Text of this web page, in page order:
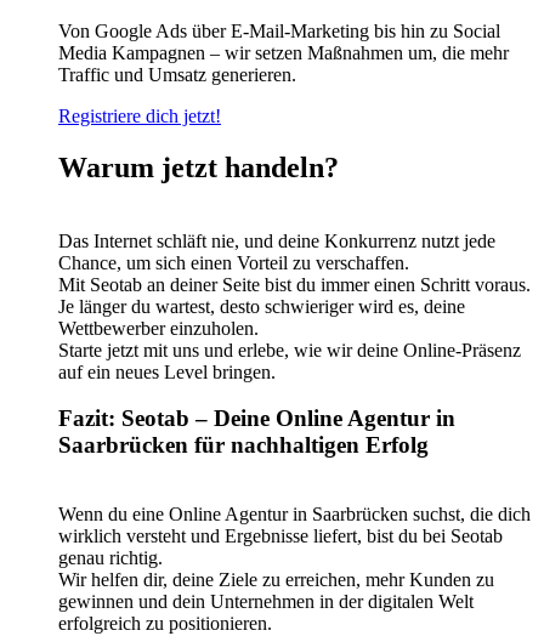
Von Google Ads über E-Mail-Marketing bis hin zu Social
Media Kampagnen – wir setzen Maßnahmen um, die mehr
Traffic und Umsatz generieren.
Registriere dich jetzt!
Warum jetzt handeln?
Das Internet schläft nie, und deine Konkurrenz nutzt jede
Chance, um sich einen Vorteil zu verschaffen.
Mit Seotab an deiner Seite bist du immer einen Schritt voraus.
Je länger du wartest, desto schwieriger wird es, deine
Wettbewerber einzuholen.
Starte jetzt mit uns und erlebe, wie wir deine Online-Präsenz
auf ein neues Level bringen.
Fazit: Seotab – Deine Online Agentur in
Saarbrücken für nachhaltigen Erfolg
Wenn du eine Online Agentur in Saarbrücken suchst, die dich
wirklich versteht und Ergebnisse liefert, bist du bei Seotab
genau richtig.
Wir helfen dir, deine Ziele zu erreichen, mehr Kunden zu
gewinnen und dein Unternehmen in der digitalen Welt
erfolgreich zu positionieren.